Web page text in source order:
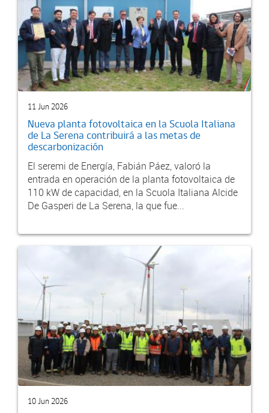
11 Jun 2026
Nueva planta fotovoltaica en la Scuola Italiana
de La Serena contribuirá a las metas de
descarbonización
El seremi de Energía, Fabián Páez, valoró la
entrada en operación de la planta fotovoltaica de
110 kW de capacidad, en la Scuola Italiana Alcide
De Gasperi de La Serena, la que fue...
10 Jun 2026